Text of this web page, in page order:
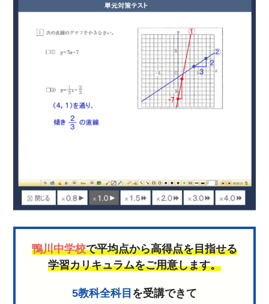
鴨川中学校で平均点から高得点を目指せる
学習カリキュラムをご用意します。
5教科全科目 を受講できて